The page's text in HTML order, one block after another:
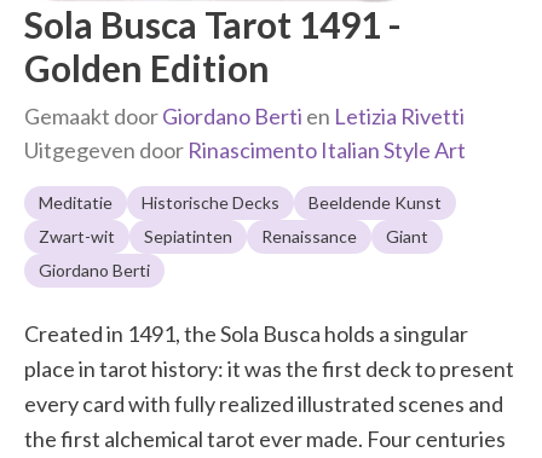
Sola Busca Tarot 1491 -
Golden Edition
Gemaakt doorGiordano Berti en Letizia Rivetti
Uitgegeven door Rinascimento Italian Style Art
Meditatie Historische Decks
Beeldende Kunst
Zwart-wit
Sepiatinten Renaissance
Giant
Giordano Berti
Created in 1491, the Sola Busca holds a singular
place in tarot history: it was the first deck to present
every card with fully realized illustrated scenes and
the first alchemical tarot ever made. Four centuries